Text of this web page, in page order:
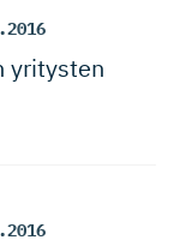
yritysten